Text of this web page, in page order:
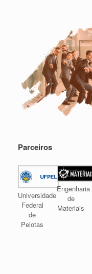
Parceiros
Universidade
Federal
de
Pelotas
Engenharia
de
Materiais